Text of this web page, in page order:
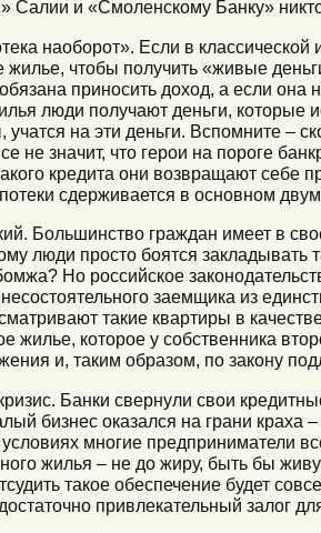
Салии и «Смоленскому Банку»
наоборот». Если в
жилье, чтобы получить «живые
приносить доход, а если она
люди получают деньги,
на эти деньги. Вспомните –
не значит, что герои на пороге
кредита они возвращают себе
сдерживается в основном
Большинство граждан имеет в
люди просто боятся закладывать
Но российское
заемщика из
такие квартиры в
жилье, которое у собственника
и, таким образом, по закону
Банки свернули свои
бизнес оказался на грани краха
многие предприниматели
жилья – не до жиру, быть бы
такое обеспечение будет
привлекательный залог